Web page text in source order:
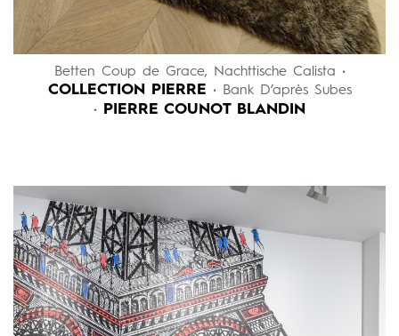
Betten Coup de Grace, Nachttische Calista •
COLLECTION PIERRE • Bank D’après Subes
• PIERRE COUNOT BLANDIN